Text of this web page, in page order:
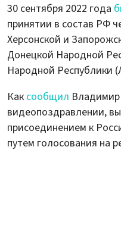
30 сентября 2022 года
принятии в состав РФ
Херсонской и
Донецкой Народной
Народной Республики
Как сообщил
видеопоздравлении,
присоединением к
путем голосования на